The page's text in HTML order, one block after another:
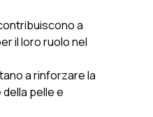
a
il loro ruolo nel
a rinforzare la
pelle e